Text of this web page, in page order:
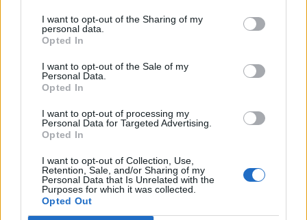
I want to opt-out of the Sharing of my
personal data.
Opted In
I want to opt-out of the Sale of my
Personal Data.
Opted In
I want to opt-out of processing my
Personal Data for Targeted Advertising.
Opted In
I want to opt-out of Collection, Use,
Retention, Sale, and/or Sharing of my
Personal Data that Is Unrelated with the
Purposes for which it was collected.
Opted Out